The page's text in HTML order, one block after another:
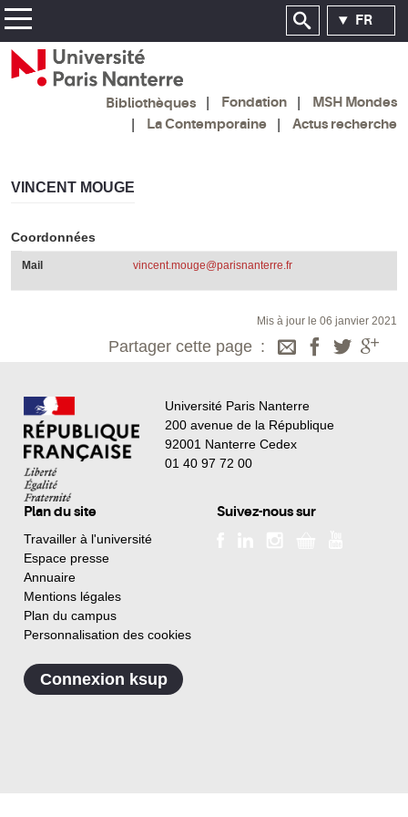
FR
Bibliothèques Fondation
MSH Mondes
La Contemporaine
Actus recherche
VINCENT MOUGE
Coordonnées
Mail vincent.mouge@parisnanterre.fr
Mis à jour le 06 janvier 2021
Partager cette page
Université Paris Nanterre
200 avenue de la République
92001 Nanterre Cedex
01 40 97 72 00
Plan du site
Travailler à l'université
Espace presse
Annuaire
Mentions légales
Plan du campus
Personnalisation des cookies
Suivez-nous sur
Connexion ksup